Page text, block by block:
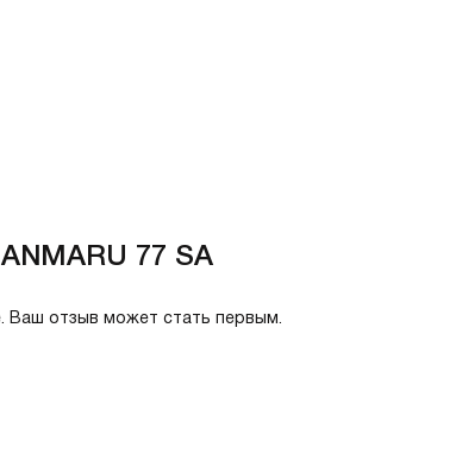
77 SA
Ваш отзыв может стать первым.